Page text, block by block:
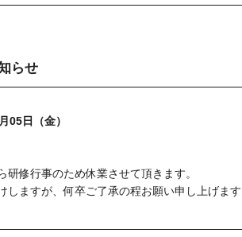
らせ
日（金）
研修行事のため休業させて頂きます。
しますが、何卒ご了承の程お願い申し上げま